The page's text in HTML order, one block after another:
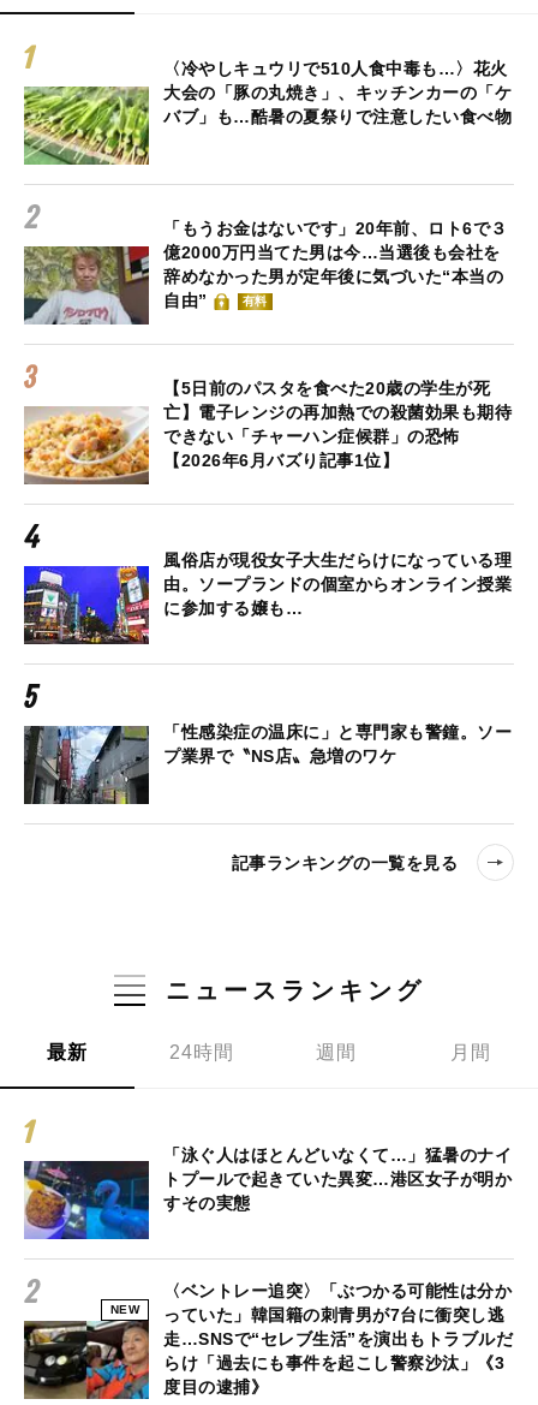
〈冷やしキュウリで510人食中毒も…〉花火
大会の「豚の丸焼き」、キッチンカーの「ケ
バブ」も…酷暑の夏祭りで注意したい食べ物
「もうお金はないです」20年前、ロト6で３
億2000万円当てた男は今…当選後も会社を
辞めなかった男が定年後に気づいた“本当の
自由”
有料
【5日前のパスタを食べた20歳の学生が死
亡】電子レンジの再加熱での殺菌効果も期待
できない「チャーハン症候群」の恐怖
【2026年6月バズり記事1位】
風俗店が現役女子大生だらけになっている理
由。ソープランドの個室からオンライン授業
に参加する嬢も…
「性感染症の温床に」と専門家も警鐘。ソー
プ業界で〝NS店〟急増のワケ
記事ランキングの一覧を見る
ニュースランキング
最新 24時間 週間 月間
「泳ぐ人はほとんどいなくて…」猛暑のナイ
トプールで起きていた異変…港区女子が明か
すその実態
NEW
〈ベントレー追突〉「ぶつかる可能性は分か
っていた」韓国籍の刺青男が7台に衝突し逃
走…SNSで“セレブ生活”を演出もトラブルだ
らけ「過去にも事件を起こし警察沙汰」《3
度目の逮捕》